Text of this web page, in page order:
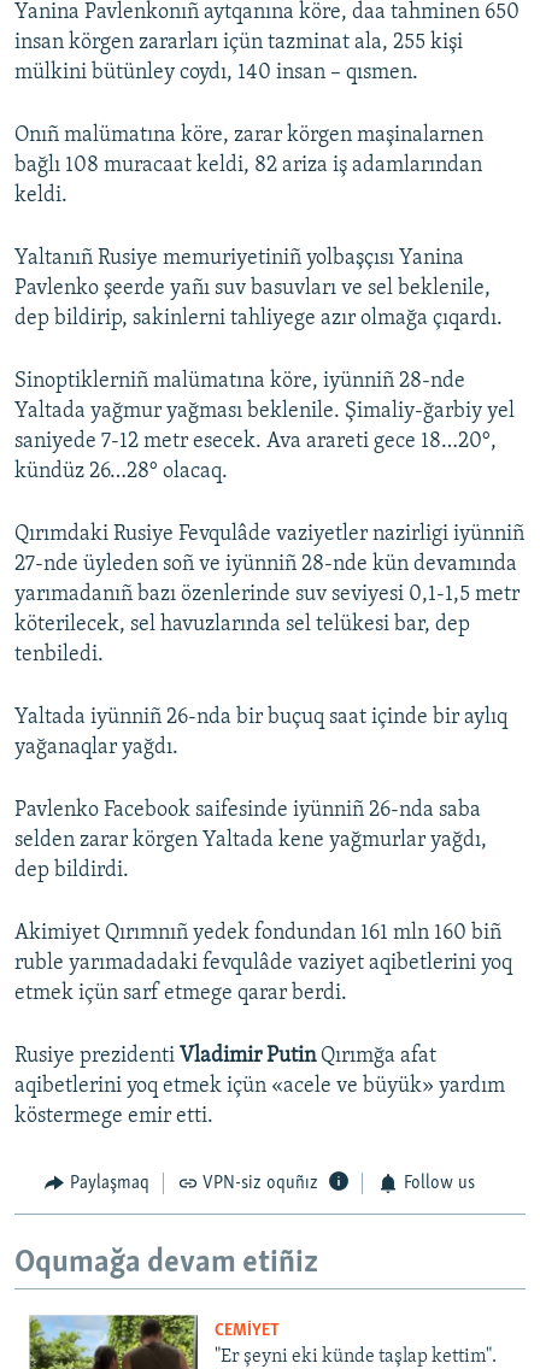
Yanina Pavlenkonıñ aytqanına köre, daa tahminen 650
insan körgen zararları içün tazminat ala, 255 kişi
mülkini bütünley coydı, 140 insan – qısmen.
Onıñ malümatına köre, zarar körgen maşinalarnen
bağlı 108 muracaat keldi, 82 ariza iş adamlarından
keldi.
Yaltanıñ Rusiye memuriyetiniñ yolbaşçısı Yanina
Pavlenko şeerde yañı suv basuvları ve sel beklenile,
dep bildirip, sakinlerni tahliyege azır olmağa çıqardı.
Sinoptiklerniñ malümatına köre, iyünniñ 28-nde
Yaltada yağmur yağması beklenile. Şimaliy-ğarbiy yel
saniyede 7-12 metr esecek. Ava arareti gece 18…20°,
kündüz 26…28° olacaq.
Qırımdaki Rusiye Fevqulâde vaziyetler nazirligi iyünniñ
27-nde üyleden soñ ve iyünniñ 28-nde kün devamında
yarımadanıñ bazı özenlerinde suv seviyesi 0,1-1,5 metr
köterilecek, sel havuzlarında sel telükesi bar, dep
tenbiledi.
Yaltada iyünniñ 26-nda bir buçuq saat içinde bir aylıq
yağanaqlar yağdı.
Pavlenko Facebook saifesinde iyünniñ 26-nda saba
selden zarar körgen Yaltada kene yağmurlar yağdı,
dep bildirdi.
Akimiyet Qırımnıñ yedek fondundan 161 mln 160 biñ
ruble yarımadadaki fevqulâde vaziyet aqibetlerini yoq
etmek içün sarf etmege qarar berdi.
Rusiye prezidenti Vladimir Putin Qırımğa afat
aqibetlerini yoq etmek içün «acele ve büyük» yardım
köstermege emir etti.
Paylaşmaq VPN-siz oquñız Follow us
Oqumağa devam etiñiz
CEMİYET
"Er şeyni eki künde taşlap kettim".